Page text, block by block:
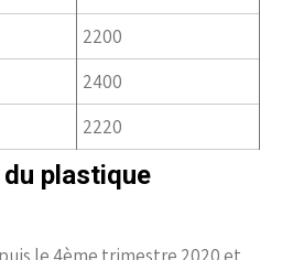
2200
2400
2220
plastique